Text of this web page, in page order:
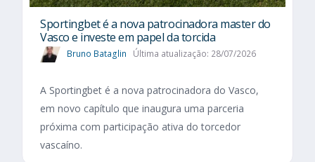
Sportingbet é a nova patrocinadora master do
Vasco e investe em papel da torcida
Bruno Bataglin Última atualização: 28/07/2026
A Sportingbet é a nova patrocinadora do Vasco,
em novo capítulo que inaugura uma parceria
próxima com participação ativa do torcedor
vascaíno.